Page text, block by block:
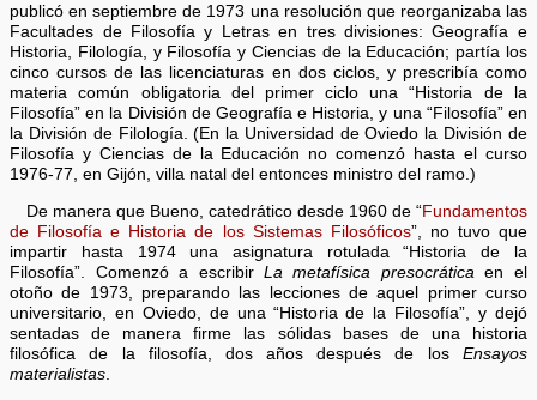
publicó en septiembre de 1973 una resolución que reorganizaba las
Facultades de Filosofía y Letras en tres divisiones: Geografía e
Historia, Filología, y Filosofía y Ciencias de la Educación; partía los
cinco cursos de las licenciaturas en dos ciclos, y prescribía como
materia común obligatoria del primer ciclo una “Historia de la
Filosofía” en la División de Geografía e Historia, y una “Filosofía” en
la División de Filología. (En la Universidad de Oviedo la División de
Filosofía y Ciencias de la Educación no comenzó hasta el curso
1976-77, en Gijón, villa natal del entonces ministro del ramo.)
De manera que Bueno, catedrático desde 1960 de “Fundamentos
de Filosofía e Historia de los Sistemas Filosóficos”, no tuvo que
impartir hasta 1974 una asignatura rotulada “Historia de la
Filosofía”. Comenzó a escribir La metafísica presocráticaen el
otoño de 1973, preparando las lecciones de aquel primer curso
universitario, en Oviedo, de una “Historia de la Filosofía”, y dejó
sentadas de manera firme las sólidas bases de una historia
filosófica de la filosofía, dos años después de los Ensayos
materialistas.